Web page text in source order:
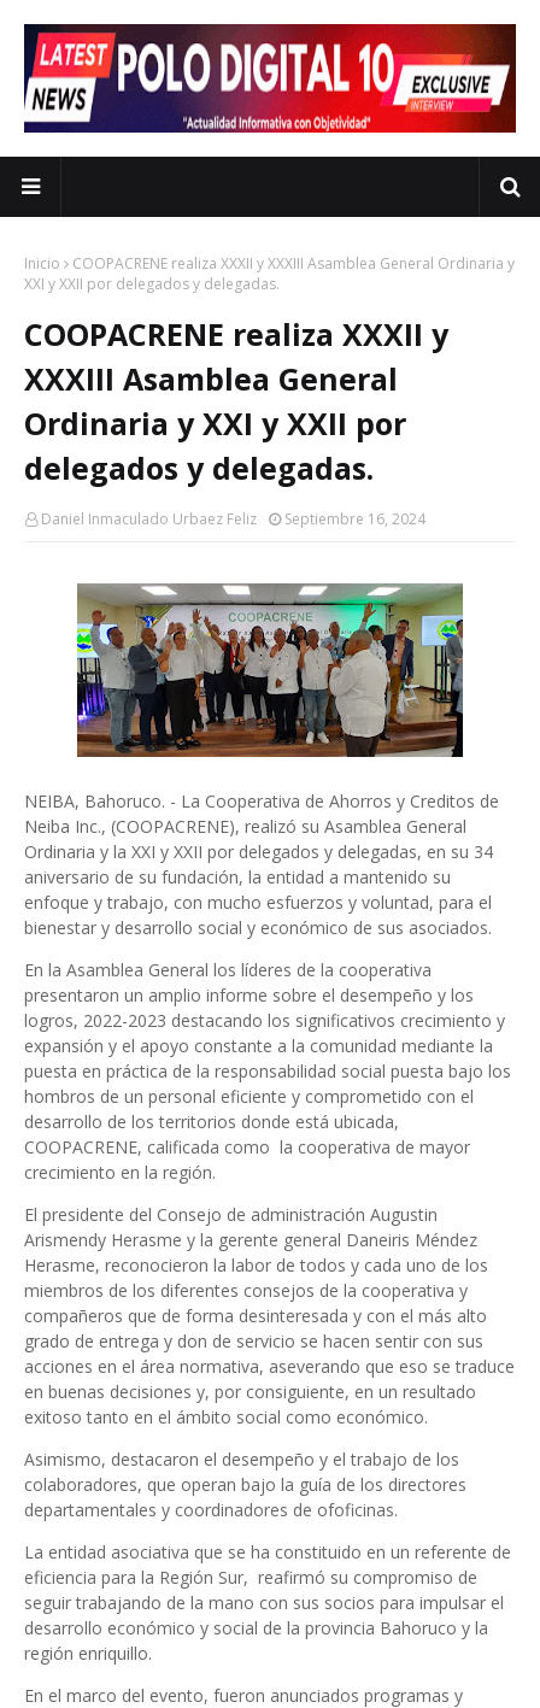
Inicio
COOPACRENE realiza XXXII y XXXIII Asamblea General Ordinaria y
XXI y XXII por delegados y delegadas.
COOPACRENE realiza XXXII y
XXXIII Asamblea General
Ordinaria y XXI y XXII por
delegados y delegadas.
Daniel Inmaculado Urbaez Feliz Septiembre 16, 2024
NEIBA, Bahoruco. - La Cooperativa de Ahorros y Creditos de
Neiba Inc., (COOPACRENE), realizó su Asamblea General
Ordinaria y la XXI y XXII por delegados y delegadas, en su 34
aniversario de su fundación, la entidad a mantenido su
enfoque y trabajo, con mucho esfuerzos y voluntad, para el
bienestar y desarrollo social y económico de sus asociados.
En la Asamblea General los líderes de la cooperativa
presentaron un amplio informe sobre el desempeño y los
logros, 2022-2023 destacando los significativos crecimiento y
expansión y el apoyo constante a la comunidad mediante la
puesta en práctica de la responsabilidad social puesta bajo los
hombros de un personal eficiente y comprometido con el
desarrollo de los territorios donde está ubicada,
COOPACRENE, calificada como la cooperativa de mayor
crecimiento en la región.
El presidente del Consejo de administración Augustin
Arismendy Herasme y la gerente general Daneiris Méndez
Herasme, reconocieron la labor de todos y cada uno de los
miembros de los diferentes consejos de la cooperativa y
compañeros que de forma desinteresada y con el más alto
grado de entrega y don de servicio se hacen sentir con sus
acciones en el área normativa, aseverando que eso se traduce
en buenas decisiones y, por consiguiente, en un resultado
exitoso tanto en el ámbito social como económico.
Asimismo, destacaron el desempeño y el trabajo de los
colaboradores, que operan bajo la guía de los directores
departamentales y coordinadores de ofoficinas.
La entidad asociativa que se ha constituido en un referente de
eficiencia para la Región Sur, reafirmó su compromiso de
seguir trabajando de la mano con sus socios para impulsar el
desarrollo económico y social de la provincia Bahoruco y la
región enriquillo.
En el marco del evento, fueron anunciados programas y